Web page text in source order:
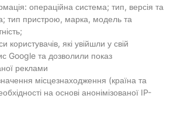
операційна система; тип, версія та
тип пристрою, марка, модель та
користувачів, які увійшли у свій
Google та дозволили показ
реклами
місцезнаходження (країна та
на основі анонімізованої IP-